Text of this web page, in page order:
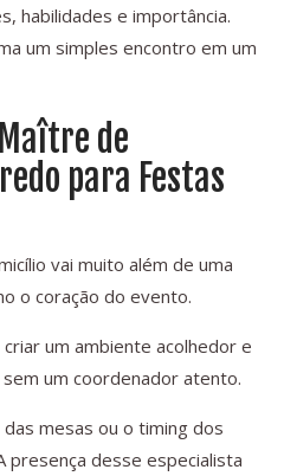
habilidades e importância.
um simples encontro em um
de
para Festas
vai muito além de uma
o coração do evento.
um ambiente acolhedor e
um coordenador atento.
mesas ou o timing dos
presença desse especialista